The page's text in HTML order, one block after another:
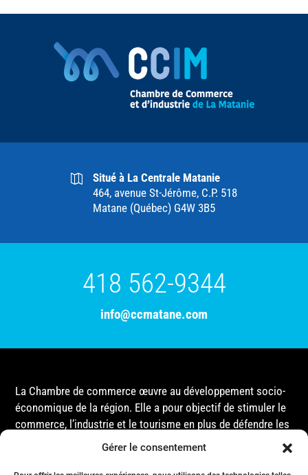
Gérer le consentement
Situé à La Centrale Matanie
464, avenue St-Jérôme, C.P. 518
Matane (Québec) G4W 3B5
418 562-9344
info@ccmatane.com
La Chambre de commerce œuvre au développement socio-
économique de la région. Elle a pour objectif de stimuler le
commerce, l’industrie et le tourisme en plus de défendre les
intérêts de ses membres et de l’ensemble de la